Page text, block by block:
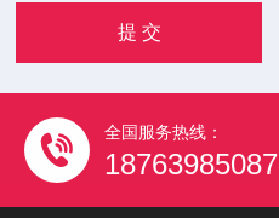
全国服务热线：
18763985087